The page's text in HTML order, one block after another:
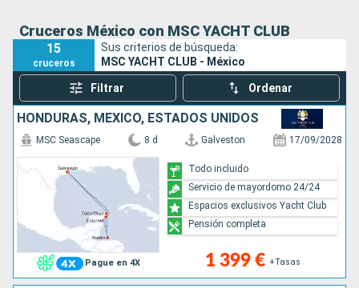
Cruceros México con MSC YACHT CLUB
15
cruceros
Sus criterios de búsqueda:
MSC YACHT CLUB - México
Filtrar Ordenar
HONDURAS, MÉXICO, ESTADOS UNIDOS
Pague en 4X
MSC Seascape 8 d Galveston 17/09/2028
1 399 € +Tasas
Todo incluido
Servicio de mayordomo 24/24
Espacios exclusivos Yacht Club
Pensión completa